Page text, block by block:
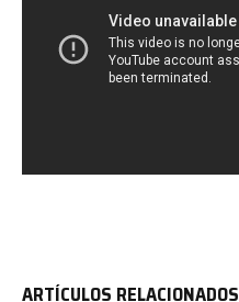
ARTÍCULOS RELACIONADOS